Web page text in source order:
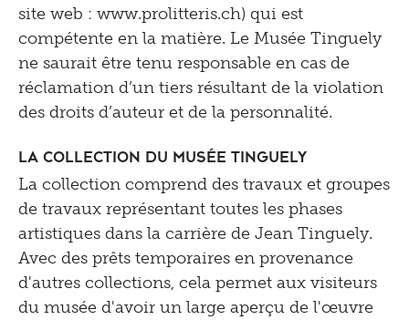
site web : www.prolitteris.ch) qui est
compétente en la matière. Le Musée Tinguely
ne saurait être tenu responsable en cas de
réclamation d’un tiers résultant de la violation
des droits d’auteur et de la personnalité.
La collection du Musée Tinguely
La collection comprend des travaux et groupes
de travaux représentant toutes les phases
artistiques dans la carrière de Jean Tinguely.
Avec des prêts temporaires en provenance
d'autres collections, cela permet aux visiteurs
du musée d'avoir un large aperçu de l'œuvre